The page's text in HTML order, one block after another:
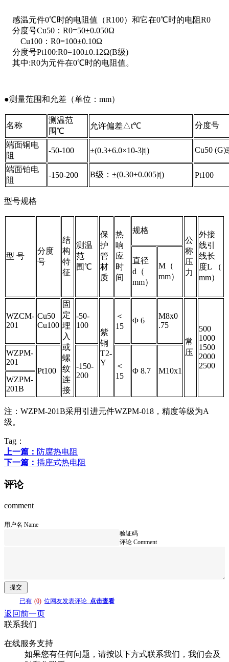
感温元件0℃时的电阻值（R100）和它在0℃时的电阻R0
分度号Cu50：R0=50±0.050Ω
Cu100：R0=100±0.10Ω
分度号Pt100:R0=100±0.12Ω(B级)
其中:R0为元件在0℃时的电阻值。
●测量范围和允差（单位：mm）
名称
测温范
围℃
允许偏差△t℃ 分度号
端面铜电
阻
-50-100 ±(0.3+6.0×10-3|t|) Cu50 (G)
端面铂电
阻
-150-200 B级：±(0.30+0.005|t|) Pt100
型号规格
型 号
分度
号
结
构
特
征
测温
范
围℃
保
护
管
材
质
热
响
应
时
间
规格
公
称
压
力
外接
线引
线长
度L （
mm）
直径
d（
mm）
M（
mm）
WZCM-
201
Cu50
Cu100
固
定
埋
入
或
螺
纹
连
接
-50-
100
紫
铜
T2-
Y
＜
15
Φ 6
M8x0
.75
常
压
500
1000
1500
2000
2500
WZPM-
201
Pt100
-150-
200
＜
15
Φ 8.7
M10x1
WZPM-
201B
注：WZPM-201B采用引进元件WZPM-018，精度等级为A
级。
Tag：
上一篇： 防腐热电阻
下一篇： 插座式热电阻
评论
comment
用户名 Name
验证码
评论 Comment
已有 (0) 位网友发表评论 点击查看
返回前一页
联系我们
在线服务支持
如果您有任何问题，请按以下方式联系我们，我们会及